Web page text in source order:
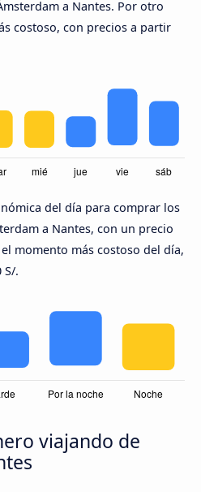
a Nantes. Por otro
costoso, con precios a partir
del día para comprar los
a Nantes, con un precio
el momento más costoso del día,
S/.
viajando de